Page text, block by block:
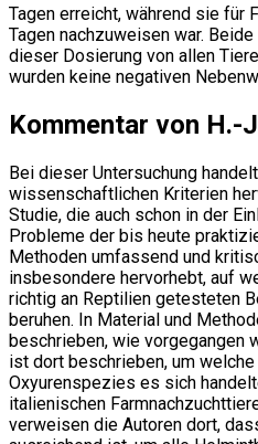
Tagen erreicht, während sie für
Tagen nachzuweisen war.
dieser Dosierung von allen
wurden keine negativen
Kommentar von H.-
Bei dieser Untersuchung
wissenschaftlichen Kriterien
Studie, die auch schon in der
Probleme der bis heute
Methoden umfassend und
insbesondere hervorhebt, auf
richtig an Reptilien getesteten
beruhen. In Material und
beschrieben, wie vorgegangen
ist dort beschrieben, um
Oxyurenspezies es sich
italienischen
verweisen die Autoren dort,